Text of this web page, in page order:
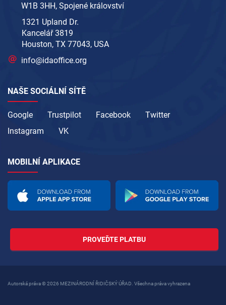
W1B 3HH, Spojené království
1321 Upland Dr.
Kancelář 3819
Houston, TX 77043, USA
info@idaoffice.org
NAŠE SOCIÁLNÍ SÍTĚ
Google Trustpilot Facebook
Twitter
Instagram
VK
MOBILNÍ APLIKACE
PROVEĎTE PLATBU
Autorská práva © 2026 MEZINÁRODNÍ ŘIDIČSKÝ ÚŘAD. Všechna práva vyhrazena